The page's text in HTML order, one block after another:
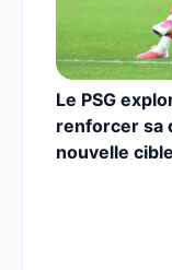
Le PSG
renforcer sa
nouvelle